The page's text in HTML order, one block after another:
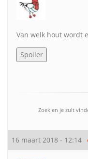
Van welk hout wordt
Zoek en je zult
16 maart 2018 - 12:14